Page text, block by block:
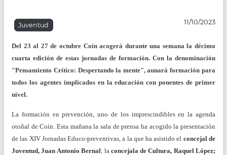
Juventud 11/10/2023
Del 23 al 27 de octubre Coín acogerá durante una semana la décimo
cuarta edición de estas jornadas de formación. Con la denominación
"Pensamiento Crítico: Despertando la mente", aunará formación para
todos los agentes implicados en la educación con ponentes de primer
nivel.
La formación en prevención, uno de los imprescindibles en la agenda
otoñal de Coín. Esta mañana la sala de prensa ha acogido la presentación
de las XIV Jornadas Educo-preventivas, a la que ha asistido el concejal de
Juventud, Juan Antonio Bernal; laconcejala de Cultura, Raquel López;